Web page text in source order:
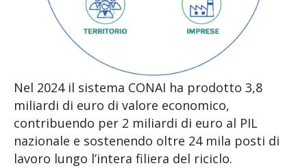
Nel 2024 il sistema CONAI ha prodotto 3,8
miliardi di euro di valore economico,
contribuendo per 2 miliardi di euro al PIL
nazionale e sostenendo oltre 24 mila posti di
lavoro lungo l’intera filiera del riciclo.